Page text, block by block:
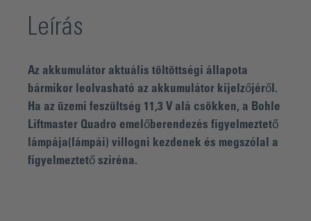
Leírás
Az akkumulátor aktuális töltöttségi állapota
bármikor leolvasható az akkumulátor kijelzőjéről.
Ha az üzemi feszültség 11,3 V alá csökken, a Bohle
Liftmaster Quadro emelőberendezés figyelmeztető
lámpája(lámpái) villogni kezdenek és megszólal a
figyelmeztető sziréna.